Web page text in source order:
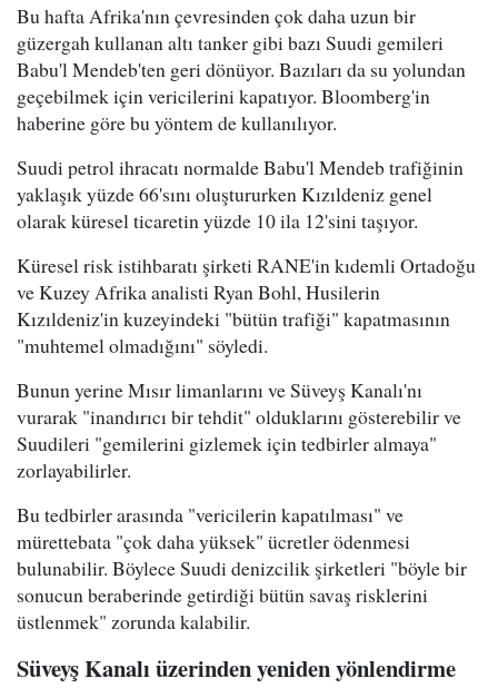
Bu hafta Afrika'nın çevresinden çok daha uzun bir
güzergah kullanan altı tanker gibi bazı Suudi gemileri
Babu'l Mendeb'ten geri dönüyor. Bazıları da su yolundan
geçebilmek için vericilerini kapatıyor. Bloomberg'in
haberine göre bu yöntem de kullanılıyor.
Suudi petrol ihracatı normalde Babu'l Mendeb trafiğinin
yaklaşık yüzde 66'sını oluştururken Kızıldeniz genel
olarak küresel ticaretin yüzde 10 ila 12'sini taşıyor.
Küresel risk istihbaratı şirketi RANE'in kıdemli Ortadoğu
ve Kuzey Afrika analisti Ryan Bohl, Husilerin
Kızıldeniz'in kuzeyindeki "bütün trafiği" kapatmasının
"muhtemel olmadığını" söyledi.
Bunun yerine Mısır limanlarını ve Süveyş Kanalı'nı
vurarak "inandırıcı bir tehdit" olduklarını gösterebilir ve
Suudileri "gemilerini gizlemek için tedbirler almaya"
zorlayabilirler.
Bu tedbirler arasında "vericilerin kapatılması" ve
mürettebata "çok daha yüksek" ücretler ödenmesi
bulunabilir. Böylece Suudi denizcilik şirketleri "böyle bir
sonucun beraberinde getirdiği bütün savaş risklerini
üstlenmek" zorunda kalabilir.
Süveyş Kanalı üzerinden yeniden yönlendirme